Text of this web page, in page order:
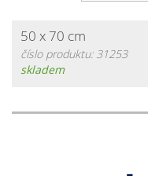
50 x 70 cm
číslo produktu: 31253
skladem
-